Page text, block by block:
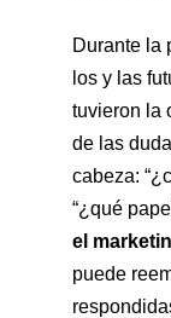
Durante la
los y las
tuvieron la
de las
cabeza:
“¿qué
el
puede